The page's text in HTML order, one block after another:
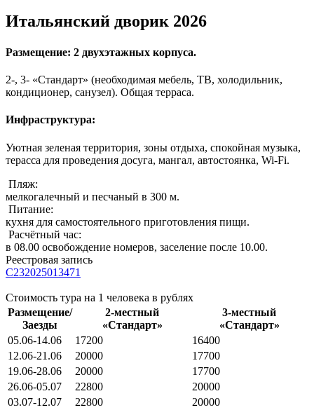
Итальянский дворик 2026
Размещение: 2 двухэтажных корпуса.
2-, 3- «Стандарт» (необходимая мебель, ТВ, холодильник,
кондиционер, санузел). Общая терраса.
Инфраструктура:
Уютная зеленая территория, зоны отдыха, спокойная музыка,
терасса для проведения досуга, мангал, автостоянка, Wi-Fi.
Пляж:
мелкогалечный и песчаный в 300 м.
Питание:
кухня для самостоятельного приготовления пищи.
Расчётный час:
в 08.00 освобождение номеров, заселение после 10.00.
Реестровая запись
С232025013471
Стоимость тура на 1 человека в рублях
Размещение/
Заезды
2-местный
«Стандарт»
3-местный
«Стандарт»
05.06-14.06
17200
16400
12.06-21.06
20000
17700
19.06-28.06
20000
17700
26.06-05.07
22800
20000
03.07-12.07
22800
20000